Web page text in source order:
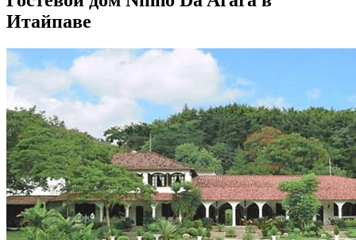
Итайпаве